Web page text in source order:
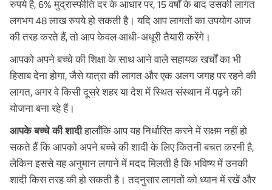
रुपये है, 6% मुद्रास्फीति दर के आधार पर, 15 वर्षों के बाद उसकी लागत
लगभग 48 लाख रुपये हो सकती है। यदि आप लागतों का उपयोग आज
की तरह करते हैं, तो आप केवल आधी-अधूरी तैयारी करेंगे।
आपको अपने बच्चे की शिक्षा के साथ आने वाले सहायक खर्चों का भी
हिसाब देना होगा, जैसे यात्रा की लागत और एक अलग जगह पर रहने की
लागत, अगर वे किसी दूसरे शहर या देश में स्थित संस्थान में पढ़ने की
योजना बना रहे हैं।
आपके बच्चे की शादीहालाँकि आप यह निर्धारित करने में सक्षम नहीं हो
सकते हैं कि आपको अपने बच्चे की शादी के लिए कितनी बचत करनी है,
लेकिन इससे यह अनुमान लगाने में मदद मिलती है कि भविष्य में उनकी
शादी किस तरह की हो सकती है। तदनुसार लागतों को ध्यान में रखें और